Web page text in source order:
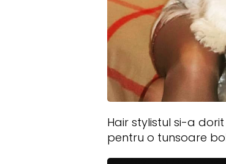
Hair stylistul si-a
pentru o tunsoare